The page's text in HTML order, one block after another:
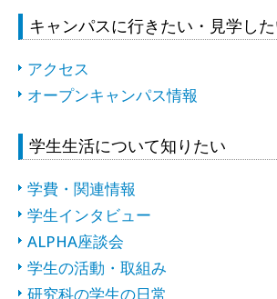
キャンパスに行きたい・見学し
アクセス
オープンキャンパス情報
学生生活について知りたい
学費・関連情報
学生インタビュー
ALPHA座談会
学生の活動・取組み
研究科の学生の日常